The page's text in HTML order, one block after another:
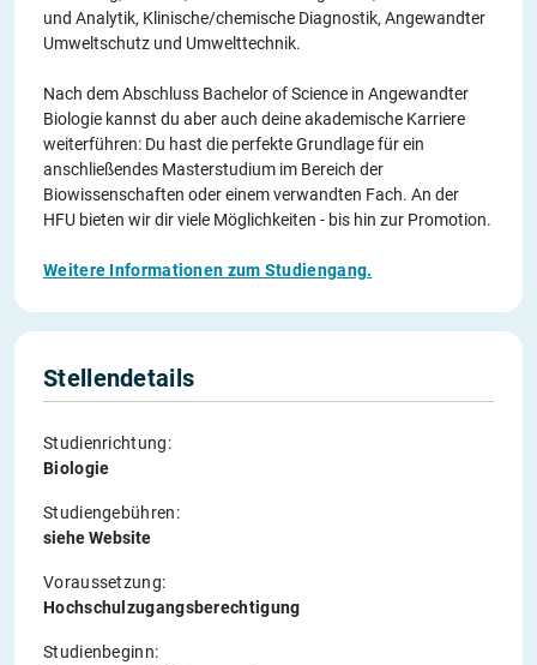
und Analytik, Klinische/chemische Diagnostik, Angewandter
Umweltschutz und Umwelttechnik.
Nach dem Abschluss Bachelor of Science in Angewandter
Biologie kannst du aber auch deine akademische Karriere
weiterführen: Du hast die perfekte Grundlage für ein
anschließendes Masterstudium im Bereich der
Biowissenschaften oder einem verwandten Fach. An der
HFU bieten wir dir viele Möglichkeiten - bis hin zur Promotion.
Weitere Informationen zum Studiengang.
Stellendetails
Studienrichtung:
Biologie
Studiengebühren:
siehe Website
Voraussetzung:
Hochschulzugangsberechtigung
Studienbeginn: